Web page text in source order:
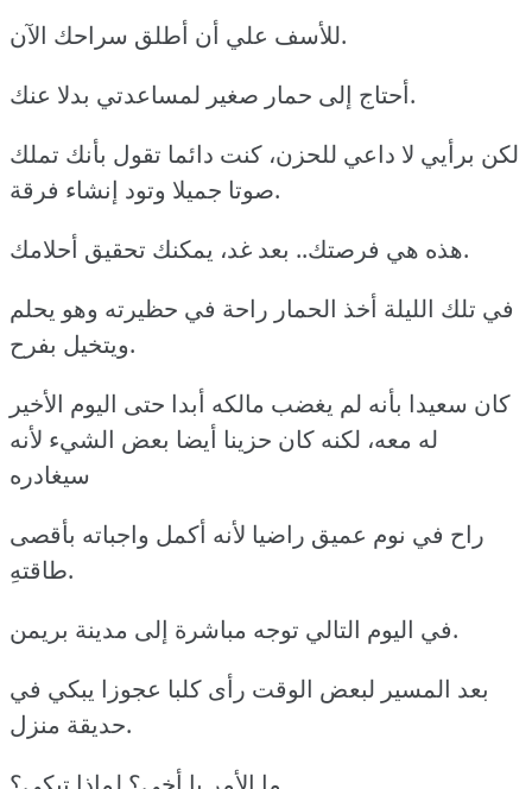
للأسف علي أن أطلق سراحك الآن.
أحتاج إلى حمار صغير لمساعدتي بدلا عنك.
لكن برأيي لا داعي للحزن، كنت دائما تقول بأنك تملك
صوتا جميلا وتود إنشاء فرقة.
هذه هي فرصتك.. بعد غد، يمكنك تحقيق أحلامك.
في تلك الليلة أخذ الحمار راحة في حظيرته وهو يحلم
ويتخيل بفرح.
كان سعيدا بأنه لم يغضب مالكه أبدا حتى اليوم الأخير
له معه، لكنه كان حزينا أيضا بعض الشيء لأنه
سيغادره
راح في نوم عميق راضيا لأنه أكمل واجباته بأقصى
طاقتهِ.
في اليوم التالي توجه مباشرة إلى مدينة بريمن.
بعد المسير لبعض الوقت رأى كلبا عجوزا يبكي في
حديقة منزل.